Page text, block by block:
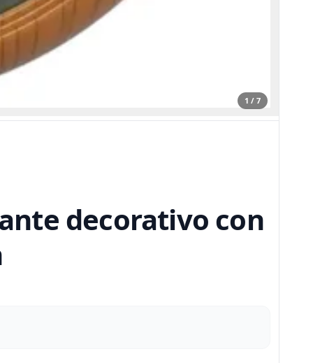
1 / 7
decorativo con